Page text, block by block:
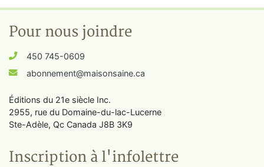
Pour nous joindre
450 745-0609
abonnement@maisonsaine.ca
Éditions du 21e siècle Inc.
2955, rue du Domaine-du-lac-Lucerne
Ste-Adèle, Qc Canada J8B 3K9
Inscription à l'infolettre